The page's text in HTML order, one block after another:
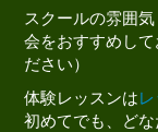
スクールの雰囲
会をおすすめし
ださい）
体験レッスンは
初めてでも、どな